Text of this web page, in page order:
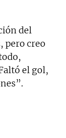
del
pero creo
el gol,